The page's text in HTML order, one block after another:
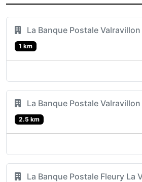
La Banque Postale Valravillon
1 km
La Banque Postale Valravillon
2.5 km
La Banque Postale Fleury La